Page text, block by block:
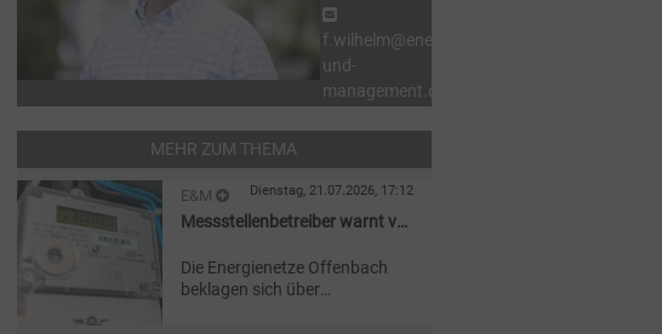
f.wilhelm@energie-
und-
management.de
MEHR ZUM THEMA
E&M
SMART
Dienstag, 21.07.2026, 17:12
Messstellenbetreiber warnt vor
Die Energienetze Offenbach
beklagen sich über